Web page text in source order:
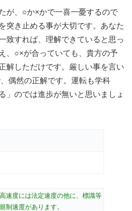
が、○か×かで一喜一憂するので
突き止める事が大切です。あなた
致すれば、理解できていると思っ
、○×が合っていても、貴方の予
解しただけです。厳しい事を言い
偶然の正解です。運転も学科
」のでは進歩が無いと思いましょ
速度には法定速度の他に、標識等
制速度があります。